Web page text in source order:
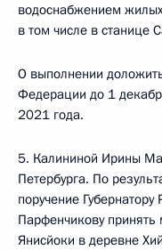
водоснабжением
в том числе в станице
О выполнении
Федерации до 1
2021 года.
5. Калининой Ирины
Петербурга. По
поручение
Парфенчикову
Янисйоки в деревне